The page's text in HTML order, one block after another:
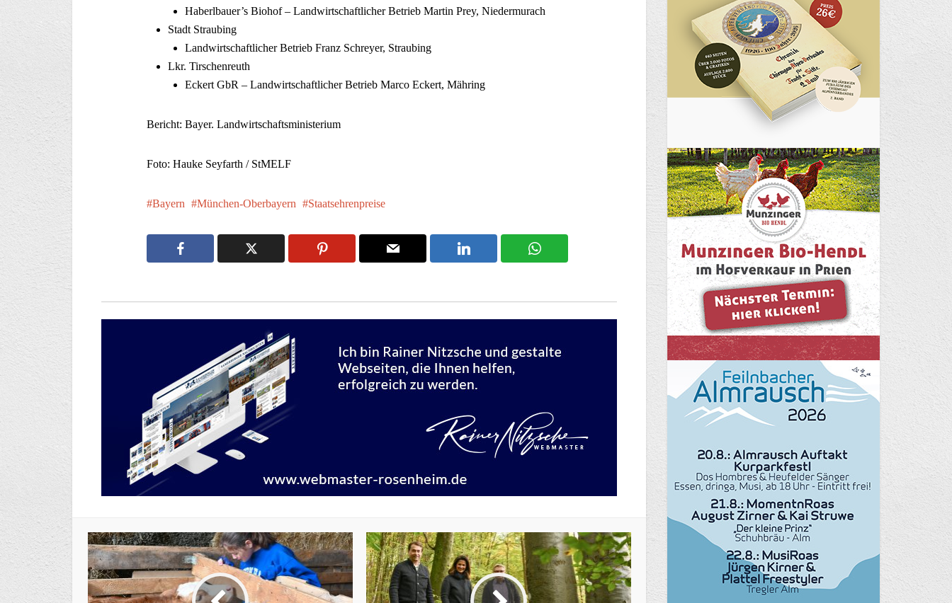
Haberlbauer’s Biohof – Landwirtschaftlicher Betrieb Martin Prey, Niedermurach
Stadt Straubing
Landwirtschaftlicher Betrieb Franz Schreyer, Straubing
Lkr. Tirschenreuth
Eckert GbR – Landwirtschaftlicher Betrieb Marco Eckert, Mähring
Bericht: Bayer. Landwirtschaftsministerium
Foto: Hauke Seyfarth / StMELF
Bayern München-Oberbayern Staatsehrenpreise